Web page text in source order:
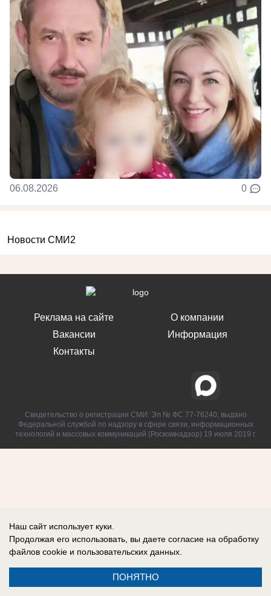
06.08.2026 0
Новости СМИ2
Реклама на сайте
Вакансии
Контакты
О компании
Информация
Свидетельство о регистрации СМИ: Эл № ФС 77-76240, выдано
Федеральной службой по надзору в сфере связи, информационных
технологий и массовых коммуникаций (Роскомнадзор) 19 июля 2019 г.
Наш сайт использует куки.
Продолжая его использовать, вы даете согласие на обработку
файлов cookie и пользовательских данных.
ПОНЯТНО